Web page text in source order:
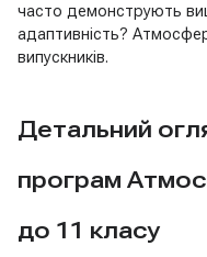
часто демонструють
адаптивність?
випускників.
Детальний
програм
до 11 класу